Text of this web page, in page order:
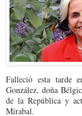
Falleció esta tarde
González, doña
de la República y
Mirabal.